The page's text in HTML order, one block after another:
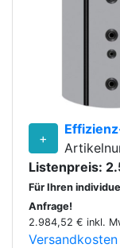
+
Listenpreis:
Für Ihren
Anfrage!
2.984,52 € inkl.
Versandkosten